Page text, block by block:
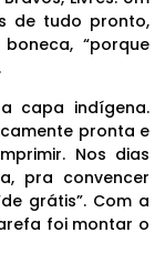
de tudo pronto,
“porque
capa indígena.
pronta e
Nos dias
pra convencer
grátis”. Com a
foi montar o